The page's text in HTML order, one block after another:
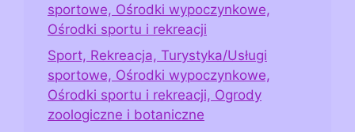
sportowe, Ośrodki wypoczynkowe,
Ośrodki sportu i rekreacji
Sport, Rekreacja, Turystyka/Usługi
sportowe, Ośrodki wypoczynkowe,
Ośrodki sportu i rekreacji, Ogrody
zoologiczne i botaniczne